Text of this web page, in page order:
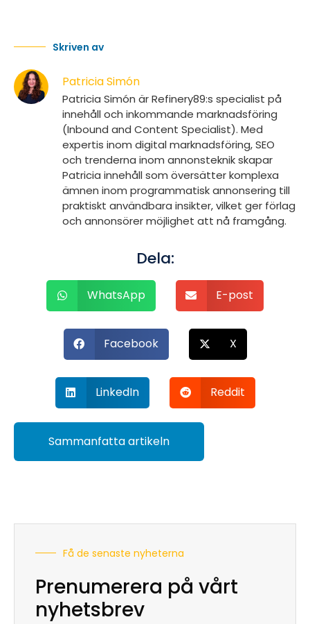
Skriven av
Patricia Simón
Patricia Simón är Refinery89:s specialist på
innehåll och inkommande marknadsföring
(Inbound and Content Specialist). Med
expertis inom digital marknadsföring, SEO
och trenderna inom annonsteknik skapar
Patricia innehåll som översätter komplexa
ämnen inom programmatisk annonsering till
praktiskt användbara insikter, vilket ger förlag
och annonsörer möjlighet att nå framgång.
Dela:
WhatsApp E-post
Facebook X
LinkedIn Reddit
Sammanfatta artikeln
Få de senaste nyheterna
Prenumerera på vårt
nyhetsbrev